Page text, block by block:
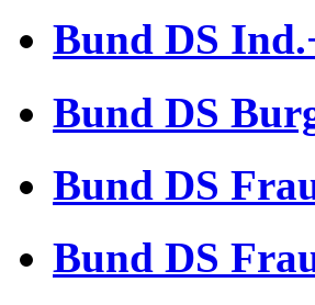
Bund DS
Bund DS
Bund DS
Bund DS